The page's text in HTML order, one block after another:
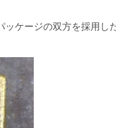
ケージの双方を採用